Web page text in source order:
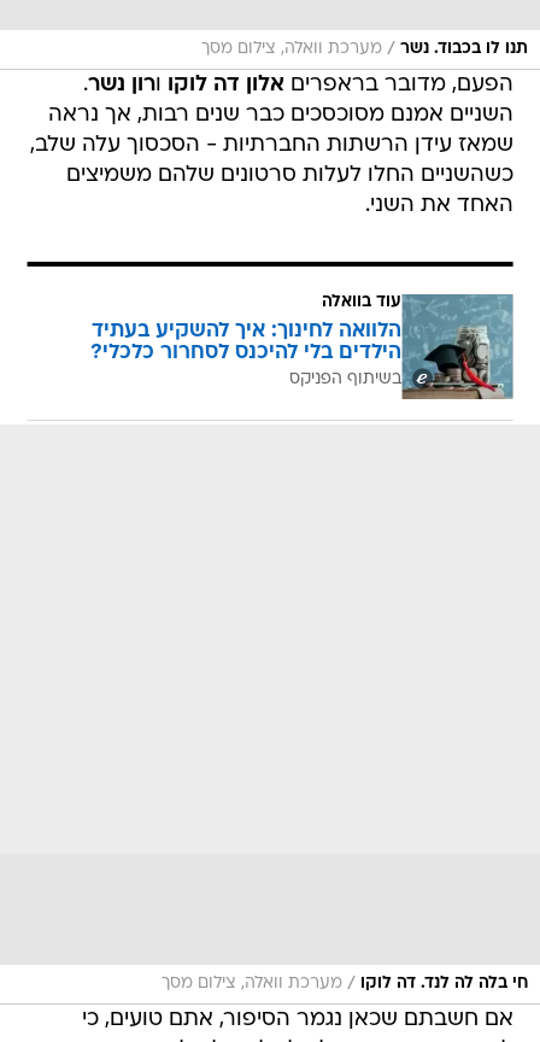
תנו לו בכבוד. נשר / מערכת וואלה, צילום מסך
הפעם, מדובר בראפרים אלון דה לוקו ורון נשר.
השניים אמנם מסוכסכים כבר שנים רבות, אך נראה
שמאז עידן הרשתות החברתיות - הסכסוך עלה שלב,
כשהשניים החלו לעלות סרטונים שלהם משמיצים
האחד את השני.
עוד בוואלה
הלוואה לחינוך: איך להשקיע בעתיד
הילדים בלי להיכנס לסחרור כלכלי?
בשיתוף הפניקס
חי בלה לה לנד. דה לוקו / מערכת וואלה, צילום מסך
אם חשבתם שכאן נגמר הסיפור, אתם טועים, כי